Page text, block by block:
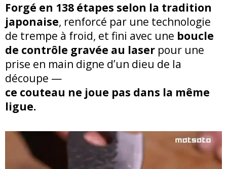
Forgé en 138 étapes selon la tradition
japonaise, renforcé par une technologie
de trempe à froid, et fini avec une boucle
de contrôle gravée au laser pour une
prise en main digne d’un dieu de la
découpe —
ce couteau ne joue pas dans la même
ligue.